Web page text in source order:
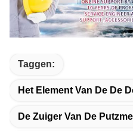
Taggen:
Het Element Van De De
De Zuiger Van De